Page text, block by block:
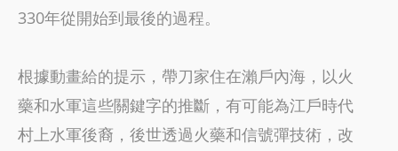
330年從開始到最後的過程。
根據動畫給的提示，帶刀家住在瀨戶內海，以火
藥和水軍這些關鍵字的推斷，有可能為江戶時代
村上水軍後裔，後世透過火藥和信號彈技術，改